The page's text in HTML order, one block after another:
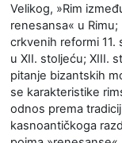
Velikog, »Rim
renesansa« u
crkvenih reformi
u XII. stoljeću; XIII.
pitanje bizantskih
se karakteristike
odnos prema
kasnoantičkoga